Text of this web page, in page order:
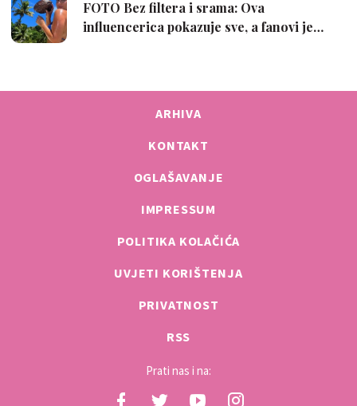
ARHIVA
KONTAKT
OGLAŠAVANJE
IMPRESSUM
POLITIKA KOLAČIĆA
UVJETI KORIŠTENJA
PRIVATNOST
RSS
Prati nas i na: